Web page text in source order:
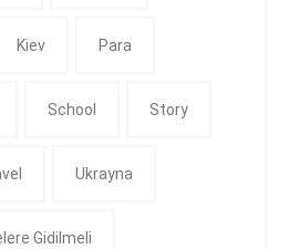
Kiev Para
School Story
Ukrayna
Gidilmeli